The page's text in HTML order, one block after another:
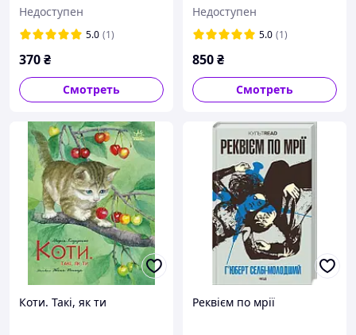
Недоступен
5.0 (1)
370₴
Смотреть
Недоступен
5.0 (1)
850₴
Смотреть
Коти. Такі, як ти Реквієм по мрії